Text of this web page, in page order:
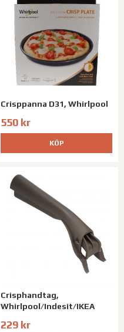
Crisppanna D31, Whirlpool
550 kr
KÖP
Crisphandtag,
Whirlpool/Indesit/IKEA
229 kr